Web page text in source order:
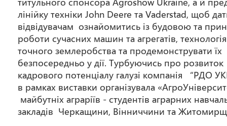
лінійку техніки John Deere та Vaderstad, щоб
відвідувачам ознайомитись із будовою та
роботи сучасних машин та агрегатів,
точного землеробства та продемонструвати їх
безпосередньо у дії. Турбуючись про розвиток
кадрового потенціалу галузі компанія “РДО
в рамках виставки організувала
майбутніх аграріїв - студентів аграрних
закладів Черкащини, Вінниччини та